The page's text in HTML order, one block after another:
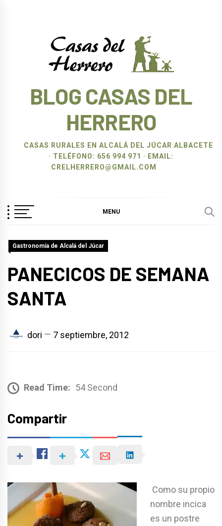
BLOG CASAS DEL
HERRERO
CASAS RURALES EN ALCALÁ DEL JÚCAR ALBACETE
· TELÉFONO: 656 994 971 · EMAIL:
CRELHERRERO@GMAIL.COM
MENU
Gastronomía de Alcalá del Júcar
PANECICOS DE SEMANA
SANTA
dori 7 septiembre, 2012
Read Time: 54 Second
Compartir
Como su propio
nombre incica
es un postre